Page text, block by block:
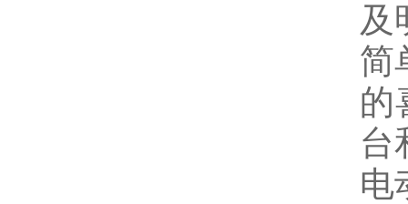
及
简
的
台
电